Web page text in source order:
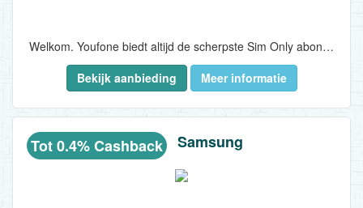
Welkom. Youfone biedt altijd de scherpste Sim Only abonnementen via het betrouwbare KPN-netwerk en met downloadsnelheden tot 256 Mbit/s. Er is een brede keuzemogelijkheid voor verschillende bel/sms en databundels. Zo is er voor elke mobiele telefoongebruiker een passend Sim Only abonnement af te sluiten. De bundels zijn zowel in Nederland als in de EU geldig. Bellen/sms’en en internetbundels zijn beschikbaar als abonnementen van 1 jaar, 2 jaar of als maandabonnement...
Bekijk aanbieding
Meer informatie
Tot 0.4% Cashback Samsung